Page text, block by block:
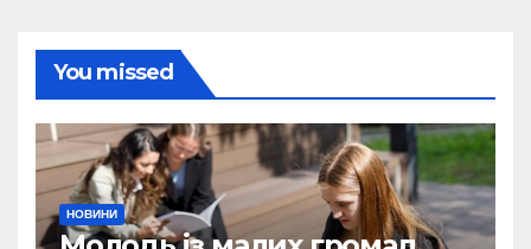
You missed
НОВИНИ